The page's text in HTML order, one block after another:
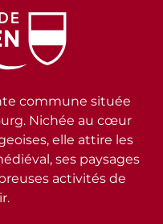
commune située
Nichée au cœur
elle attire les
ses paysages
activités de